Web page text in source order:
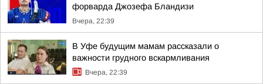
форварда Джозефа Бландизи
Вчера, 22:39
В Уфе будущим мамам рассказали о
важности грудного вскармливания
Вчера, 22:39